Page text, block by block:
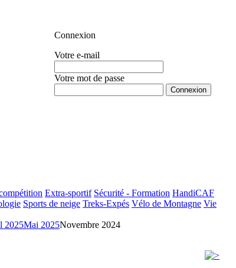
Connexion
Votre e-mail
Votre mot de passe
Extra-sportif Sécurité - Formation HandiCAF
Sports de neige Treks-Expés Vélo de Montagne Vie
2025Mai 2025Novembre 2024